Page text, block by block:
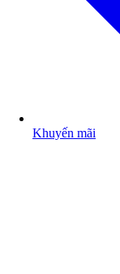
Khuyến mãi